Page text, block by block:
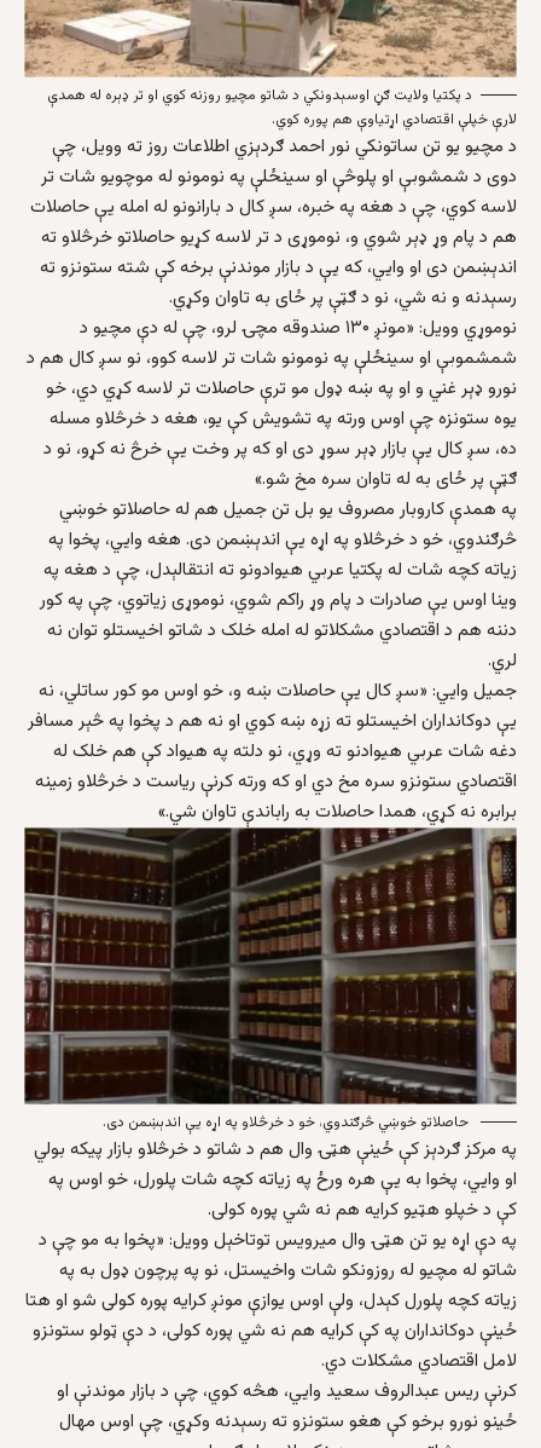
د پکتیا ولایت ګڼ اوسېدونکي د شاتو مچیو روزنه کوي او تر ډېره له همدې
لارې خپلې اقتصادي اړتیاوې هم پوره کوي.
د مچیو یو تن ساتونکي نور احمد ګردېزي اطلاعات روز ته وویل، چې
دوی د شمشوبې او پلوڅې او سینځلې په نومونو له موچویو شات تر
لاسه کوي، چې د هغه په خبره، سږ کال د بارانونو له امله یې حاصلات
هم د پام وړ ډېر شوي و، نوموړی د تر لاسه کړیو حاصلاتو خرڅلاو ته
اندېښمن دی او وايي، که یې د بازار موندنې برخه کې شته ستونزو ته
رسېدنه و نه شي، نو د ګټې پر ځای به تاوان وکړي.
نوموړي وویل: «مونږ ۱۳۰ صندوقه مچۍ لرو، چې له دې مچیو د
شمشموبې او سینځلې په نومونو شات تر لاسه کوو، نو سږ کال هم د
نورو ډېر غني و او په ښه ډول مو ترې حاصلات تر لاسه کړي دي، خو
یوه ستونزه چې اوس ورته په تشویش کې یو، هغه د خرڅلاو مسله
ده، سږ کال یې بازار ډېر سوړ دی او که پر وخت یې خرڅ نه کړو، نو د
ګټې پر ځای به له تاوان سره مخ شو.»
په همدې کاروبار مصروف یو بل تن جمیل هم له حاصلاتو خوښي
څرګندوي، خو د خرڅلاو په اړه یې اندېښمن دی. هغه وايي، پخوا په
زیاته کچه شات له پکتیا عربي هیوادونو ته انتقالېدل، چې د هغه په
وینا اوس یې صادرات د پام وړ راکم شوي، نوموړی زیاتوي، چې په کور
دننه هم د اقتصادي مشکلاتو له امله خلک د شاتو اخیستلو توان نه
لري.
جمیل وايي: «سږ کال یې حاصلات ښه و، خو اوس مو کور ساتلي، نه
یې دوکانداران اخیستلو ته زړه ښه کوي او نه هم د پخوا په څېر مسافر
دغه شات عربي هیوادنو ته وړي، نو دلته په هیواد کې هم خلک له
اقتصادي ستونزو سره مخ دي او که ورته کرنې ریاست د خرڅلاو زمینه
برابره نه کړي، همدا حاصلات به راباندې تاوان شي.»
حاصلاتو خوښي څرګندوي، خو د خرڅلاو په اړه یې اندېښمن دی.
په مرکز ګردېز کې ځینې هټۍ وال هم د شاتو د خرڅلاو بازار پیکه بولي
او وايي، پخوا به یې هره ورځ په زیاته کچه شات پلورل، خو اوس په
کې د خپلو هټیو کرایه هم نه شي پوره کولی.
په دې اړه یو تن هټۍ وال میرویس توتاخېل وویل: «پخوا به مو چې د
شاتو له مچیو له روزونکو شات واخیستل، نو په پرچون ډول به په
زیاته کچه پلورل کېدل، ولې اوس یوازې مونږ کرایه پوره کولی شو او هتا
ځینې دوکانداران په کې کرایه هم نه شي پوره کولی، د دې ټولو ستونزو
لامل اقتصادي مشکلات دي.
کرنې ریس عبدالروف سعید وايي، هڅه کوي، چې د بازار موندنې او
ځینو نورو برخو کې هغو ستونزو ته رسېدنه وکړي، چې اوس مهال